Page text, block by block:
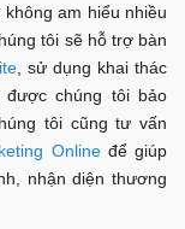
am hiểu nhiều
tôi sẽ hỗ trợ bàn
, sử dụng khai thác
được chúng tôi bảo
tôi cũng tư vấn
Onlineđể giúp
nhận diện thương